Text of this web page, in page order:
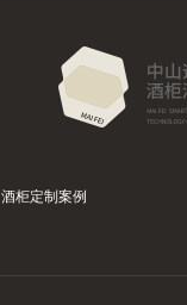
酒柜定制案例